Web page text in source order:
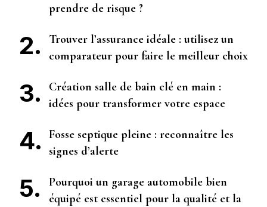
prendre de risque ?
Trouver l’assurance idéale : utilisez un
comparateur pour faire le meilleur choix
Création salle de bain clé en main :
idées pour transformer votre espace
Fosse septique pleine : reconnaître les
signes d’alerte
Pourquoi un garage automobile bien
équipé est essentiel pour la qualité et la